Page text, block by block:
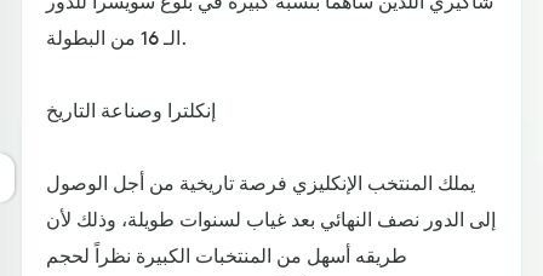
الـ 16 من البطولة.
إنكلترا وصناعة التاريخ
يملك المنتخب الإنكليزي فرصة تاريخية من أجل الوصول
إلى الدور نصف النهائي بعد غياب لسنوات طويلة، وذلك لأن
طريقه أسهل من المنتخبات الكبيرة نظراً لحجم